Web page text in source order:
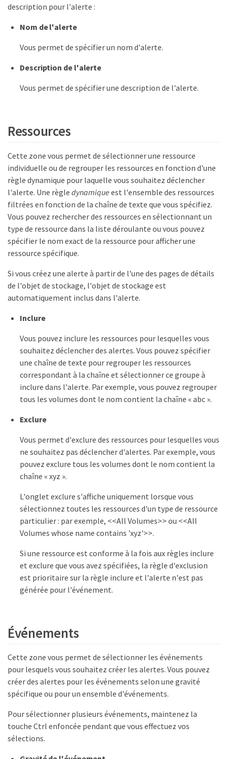
description pour l'alerte :
Nom de l'alerte
Vous permet de spécifier un nom d'alerte.
Description de l'alerte
Vous permet de spécifier une description de l'alerte.
Ressources
Cette zone vous permet de sélectionner une ressource
individuelle ou de regrouper les ressources en fonction d'une
règle dynamique pour laquelle vous souhaitez déclencher
l'alerte. Une règle dynamique est l'ensemble des ressources
filtrées en fonction de la chaîne de texte que vous spécifiez.
Vous pouvez rechercher des ressources en sélectionnant un
type de ressource dans la liste déroulante ou vous pouvez
spécifier le nom exact de la ressource pour afficher une
ressource spécifique.
Si vous créez une alerte à partir de l'une des pages de détails
de l'objet de stockage, l'objet de stockage est
automatiquement inclus dans l'alerte.
Inclure
Vous pouvez inclure les ressources pour lesquelles vous
souhaitez déclencher des alertes. Vous pouvez spécifier
une chaîne de texte pour regrouper les ressources
correspondant à la chaîne et sélectionner ce groupe à
inclure dans l'alerte. Par exemple, vous pouvez regrouper
tous les volumes dont le nom contient la chaîne « abc ».
Exclure
Vous permet d'exclure des ressources pour lesquelles vous
ne souhaitez pas déclencher d'alertes. Par exemple, vous
pouvez exclure tous les volumes dont le nom contient la
chaîne « xyz ».
L'onglet exclure s'affiche uniquement lorsque vous
sélectionnez toutes les ressources d'un type de ressource
particulier : par exemple, <<All Volumes>> ou <<All
Volumes whose name contains 'xyz'>>.
Si une ressource est conforme à la fois aux règles inclure
et exclure que vous avez spécifiées, la règle d'exclusion
est prioritaire sur la règle inclure et l'alerte n'est pas
générée pour l'événement.
Événements
Cette zone vous permet de sélectionner les événements
pour lesquels vous souhaitez créer les alertes. Vous pouvez
créer des alertes pour les événements selon une gravité
spécifique ou pour un ensemble d'événements.
Pour sélectionner plusieurs événements, maintenez la
touche Ctrl enfoncée pendant que vous effectuez vos
sélections.